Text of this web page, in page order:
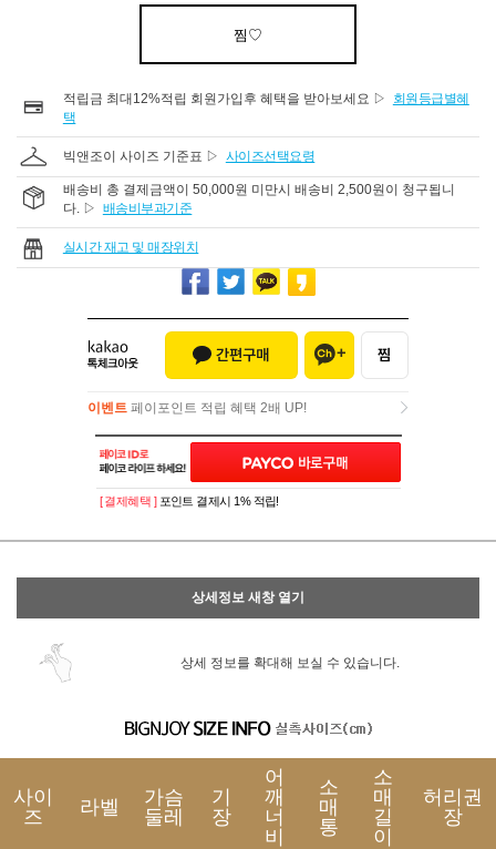
찜♡
적립금 최대12%적립 회원가입후 혜택을 받아보세요 ▷
회원등급별혜
택
빅앤조이 사이즈 기준표 ▷ 사이즈선택요령
배송비 총 결제금액이 50,000원 미만시 배송비 2,500원이 청구됩니
다. ▷ 배송비부과기준
실시간 재고 및 매장위치
이벤트 페이포인트 적립 혜택 2배 UP!
이벤트페이포인트 적립 혜택 2배 UP!
[ 결제혜택 ] 포인트 결제시 1% 적립!
상세정보 새창 열기
상세 정보를 확대해 보실 수 있습니다.
사이
즈
라벨
가슴
둘레
기
장
어
깨
너
비
소
매
통
소
매
길
이
허리권
장